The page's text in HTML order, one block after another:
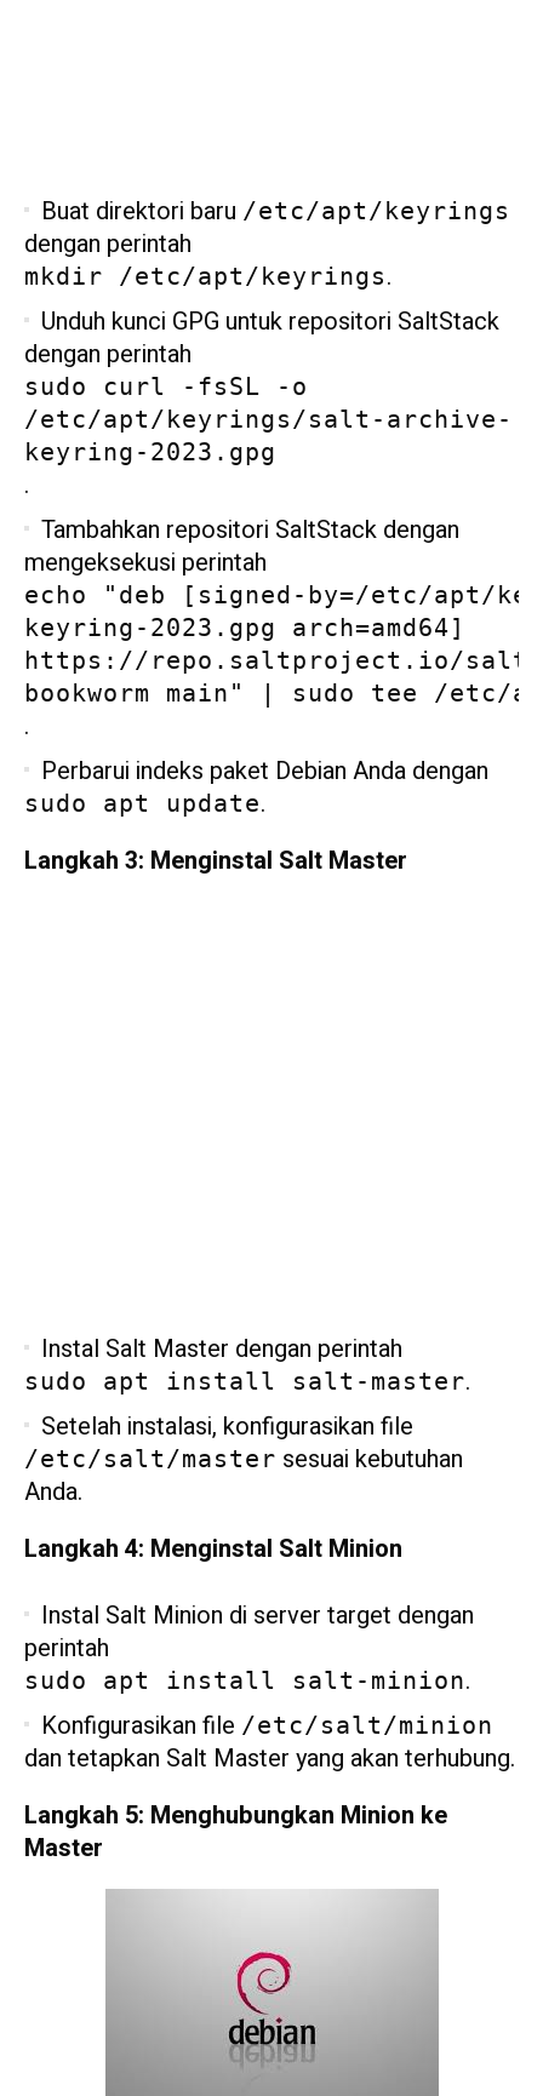
Buat direktori baru /etc/apt/keyrings
dengan perintah
mkdir /etc/apt/keyrings.
Unduh kunci GPG untuk repositori SaltStack
dengan perintah
sudo curl -fsSL -o
/etc/apt/keyrings/salt-archive-
keyring-2023.gpg
.
Tambahkan repositori SaltStack dengan
mengeksekusi perintah
echo "deb [signed-by=/etc/apt/
keyring-2023.gpg arch=amd64]
https://repo.saltproject.io/salt/
bookworm main" | sudo tee /
.
Perbarui indeks paket Debian Anda dengan
sudo apt update.
Langkah 3: Menginstal Salt Master
Instal Salt Master dengan perintah
sudo apt install salt-master.
Setelah instalasi, konfigurasikan file
/etc/salt/master sesuai kebutuhan
Anda.
Langkah 4: Menginstal Salt Minion
Instal Salt Minion di server target dengan
perintah
sudo apt install salt-minion.
Konfigurasikan file /etc/salt/minion
dan tetapkan Salt Master yang akan terhubung.
Langkah 5: Menghubungkan Minion ke
Master